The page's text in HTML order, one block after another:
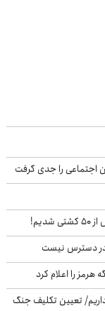
در دسترس نیست
را اعلام کرد
تعیین تکلیف جنگ